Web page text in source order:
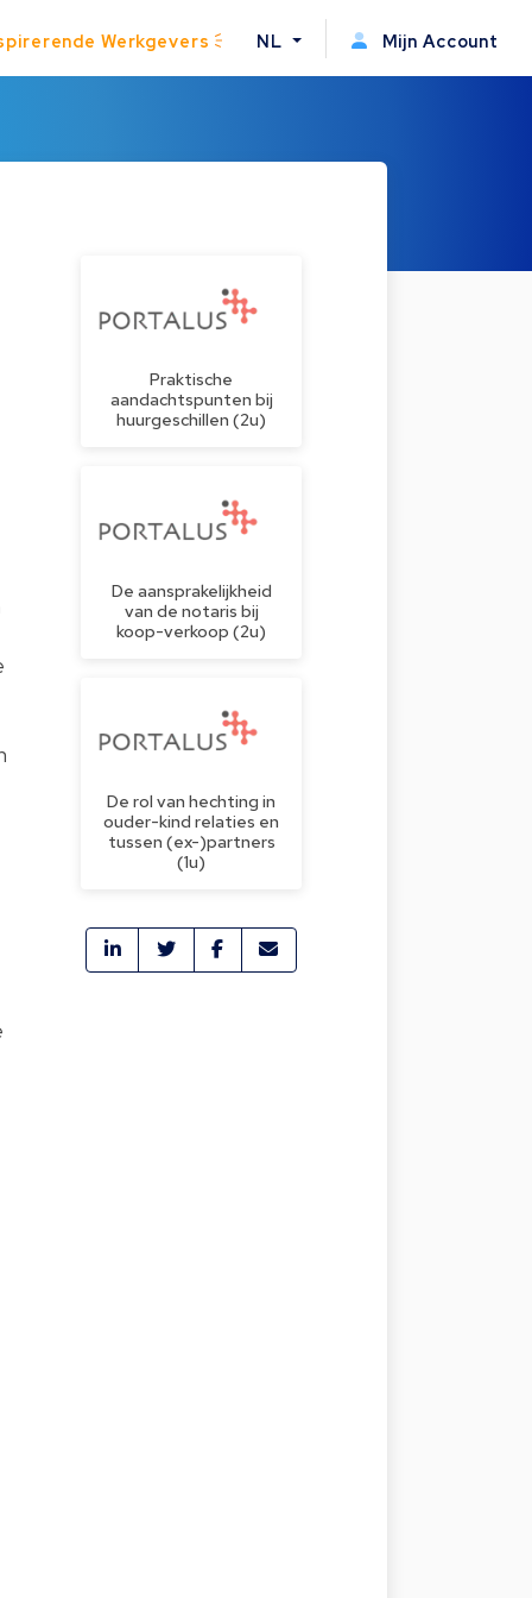
Werkgevers NL Mijn Account
Praktische
aandachtspunten bij
huurgeschillen (2u)
De aansprakelijkheid
van de notaris bij
koop-verkoop (2u)
De rol van hechting in
ouder-kind relaties en
tussen (ex-)partners
(1u)